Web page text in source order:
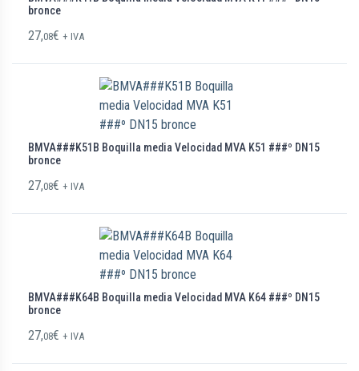
bronce
27,08€ + IVA
BMVA###K51B Boquilla media Velocidad MVA K51 ###º DN15
bronce
27,08€ + IVA
BMVA###K64B Boquilla media Velocidad MVA K64 ###º DN15
bronce
27,08€ + IVA